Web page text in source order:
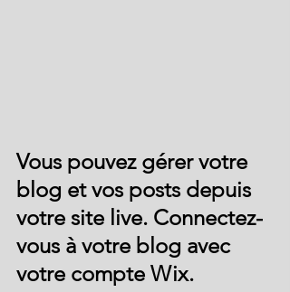
Vous pouvez gérer votre
blog et vos posts depuis
votre site live. Connectez-
vous à votre blog avec
votre compte Wix.